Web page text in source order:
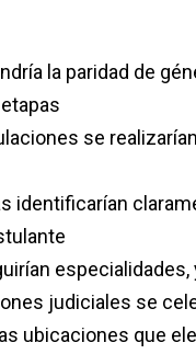
la paridad de
se
identificarían
especialidades,
judiciales se
ubicaciones que